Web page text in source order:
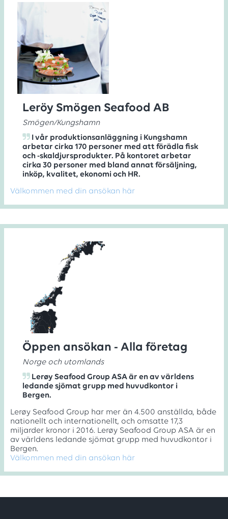
Leröy Smögen Seafood AB
Smögen/Kungshamn
I vår produktionsanläggning i Kungshamn
arbetar cirka 170 personer med att förädla fisk
och -skaldjursprodukter. På kontoret arbetar
cirka 30 personer med bland annat försäljning,
inköp, kvalitet, ekonomi och HR.
Välkommen med din ansökan här
Öppen ansökan - Alla företag
Norge och utomlands
Lerøy Seafood Group ASA är en av världens
ledande sjömat grupp med huvudkontor i
Bergen.
Lerøy Seafood Group har mer än 4.500 anställda, både
nationellt och internationellt, och omsatte 17,3
miljarder kronor i 2016. Lerøy Seafood Group ASA är en
av världens ledande sjömat grupp med huvudkontor i
Bergen.
Välkommen med din ansökan här